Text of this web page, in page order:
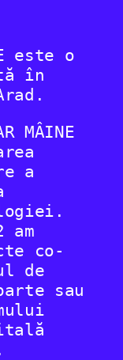
este o
în
MÂINE
a
am
co-
de
sau